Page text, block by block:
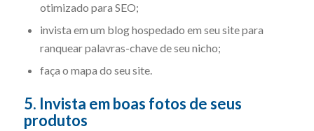
otimizado para SEO;
invista em um blog hospedado em seu site para
ranquear palavras-chave de seu nicho;
faça o mapa do seu site.
5. Invista em boas fotos de seus
produtos